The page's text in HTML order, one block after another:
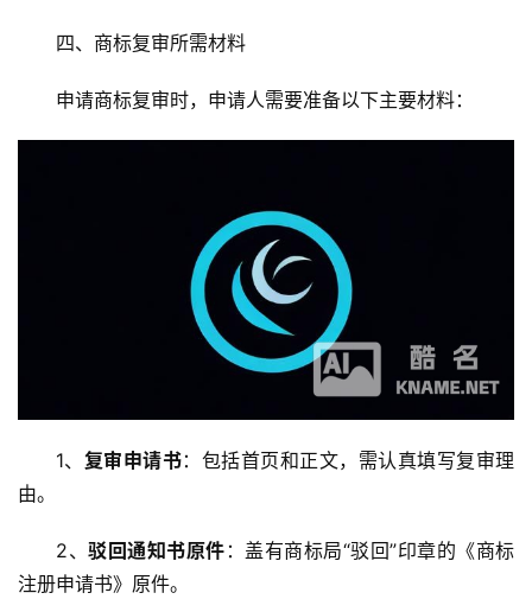
四、商标复审所需材料
申请商标复审时，申请人需要准备以下主要材料：
1、 复审申请书：包括首页和正文，需认真填写复审理
由。
2、 驳回通知书原件 ：盖有商标局“驳回”印章的《商标
注册申请书》原件。